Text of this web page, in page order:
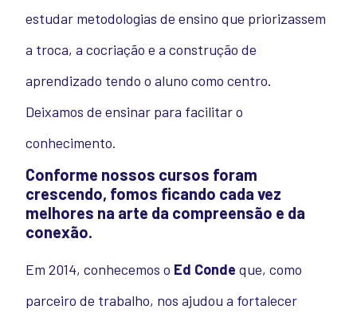
estudar metodologias de ensino que priorizassem
a troca, a cocriação e a construção de
aprendizado tendo o aluno como centro.
Deixamos de ensinar para facilitar o
conhecimento.
Conforme nossos cursos foram
crescendo, fomos ficando cada vez
melhores na arte da compreensão e da
conexão.
Em 2014, conhecemos o Ed Conde que, como
parceiro de trabalho, nos ajudou a fortalecer